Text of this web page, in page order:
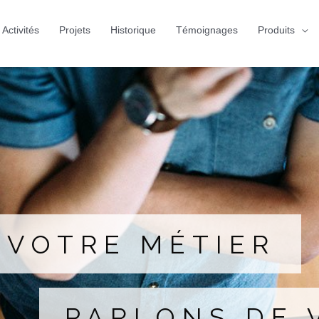
Activités Projets Historique Témoignages Produits
MÉTIER